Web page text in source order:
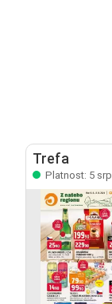
Trefa
Platnost: 5